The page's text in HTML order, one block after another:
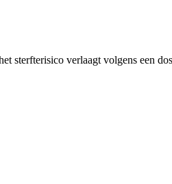
sterfterisico verlaagt volgens een